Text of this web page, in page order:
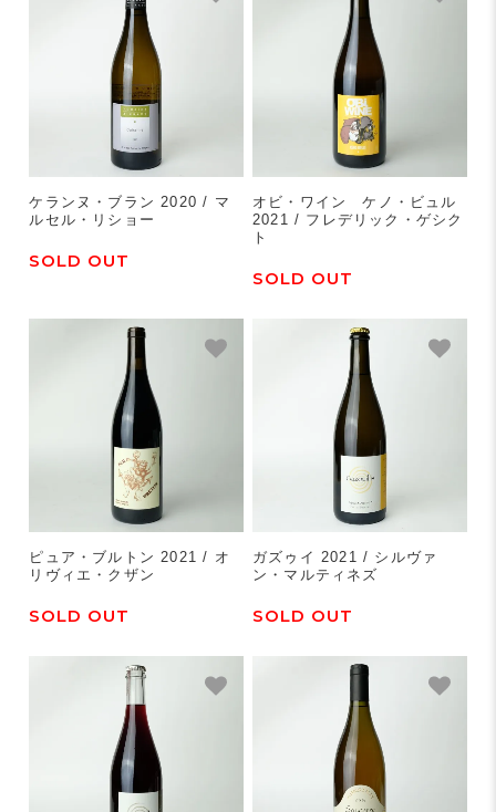
ケランヌ・ブラン 2020 / マ
ルセル・リショー
SOLD OUT
オビ・ワイン ケノ・ビュル
2021 / フレデリック・ゲシク
ト
SOLD OUT
ピュア・ブルトン 2021 / オ
リヴィエ・クザン
SOLD OUT
ガズゥイ 2021 / シルヴァ
ン・マルティネズ
SOLD OUT